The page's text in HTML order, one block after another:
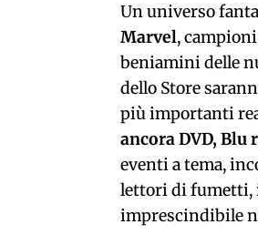
Un universo
Marvel,
beniamini delle
dello Store
più importanti
ancora DVD,
eventi a tema,
lettori di fumetti,
imprescindibile